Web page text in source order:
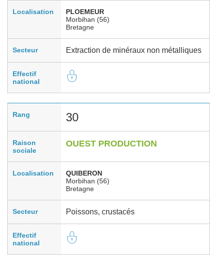
Localisation
PLOEMEUR
Morbihan (56)
Bretagne
Secteur Extraction de minéraux non métalliques
Effectif
national
Rang 30
Raison
sociale
OUEST PRODUCTION
Localisation
QUIBERON
Morbihan (56)
Bretagne
Secteur Poissons, crustacés
Effectif
national